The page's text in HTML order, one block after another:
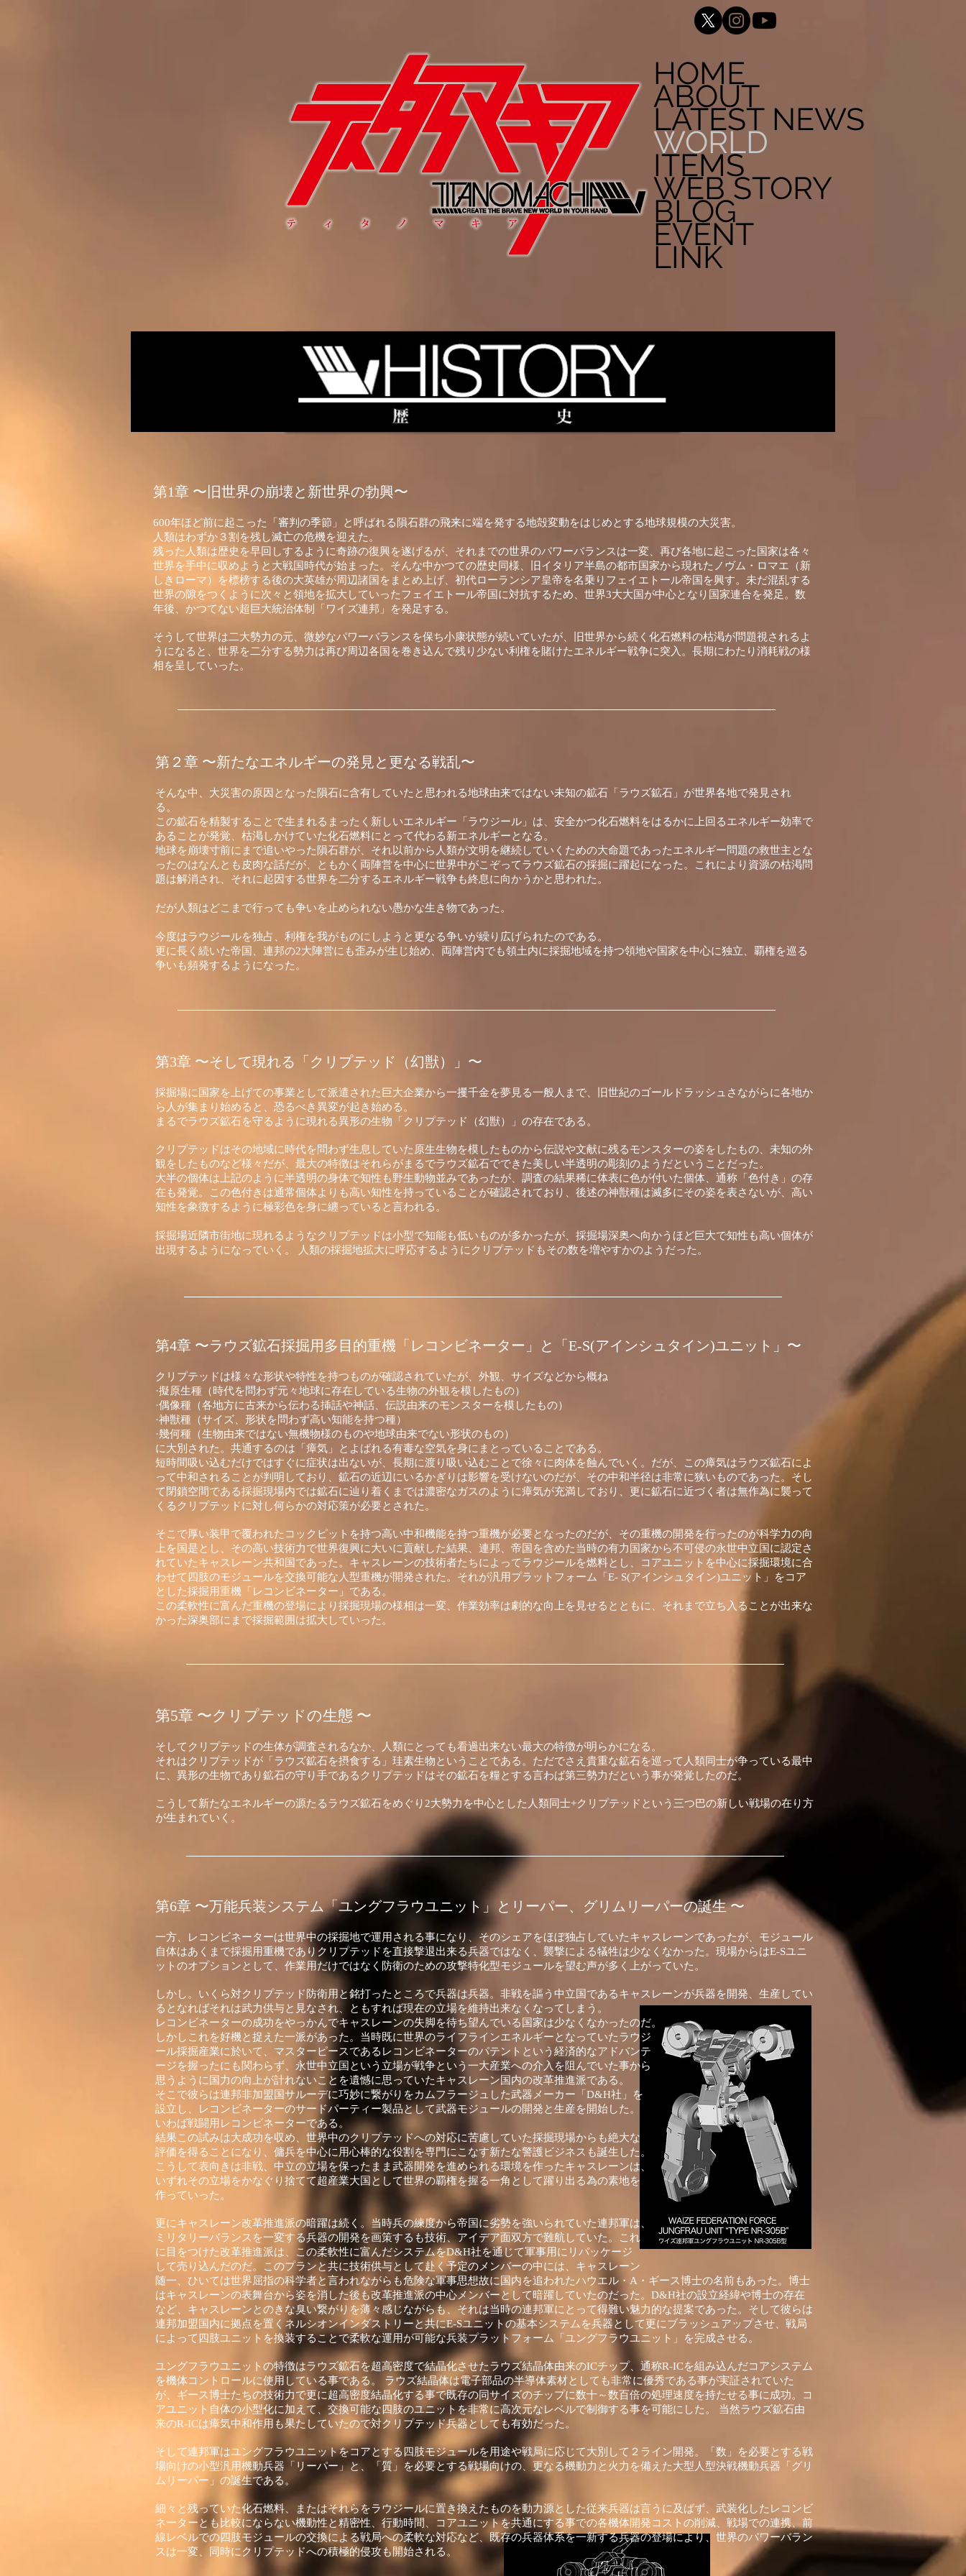
HOME
ABOUT
LATEST NEWS
WORLD
ITEMS
WEB STORY
BLOG
EVENT
LINK
第1章 〜旧世界の崩壊と新世界の勃興〜
600年ほど前に起こった「審判の季節」と呼ばれる隕石群の飛来に端を発する地殻変動をはじめとする地球規模の大災害。
人類はわずか３割を残し滅亡の危機を迎えた。
残った人類は歴史を早回しするように奇跡の復興を遂げるが、それまでの世界のパワーバランスは一変、再び各地に起こった国家は各々
世界を手中に収めようと大戦国時代が始まった。そんな中かつての歴史同様、旧イタリア半島の都市国家から現れたノヴム・ロマエ（新
しきローマ）を標榜する後の大英雄が周辺諸国をまとめ上げ、初代ローランシア皇帝を名乗りフェイエトール帝国を興す。未だ混乱する
世界の隙をつくように次々と領地を拡大していったフェイエトール帝国に対抗するため、世界3大大国が中心となり国家連合を発足。数
年後、かつてない超巨大統治体制「ワイズ連邦」を発足する。
そうして世界は二大勢力の元、微妙なパワーバランスを保ち小康状態が続いていたが、旧世界から続く化石燃料の枯渇が問題視されるよ
うになると、世界を二分する勢力は再び周辺各国を巻き込んで残り少ない利権を賭けたエネルギー戦争に突入。長期にわたり消耗戦の様
相を呈していった。
第２章 〜新たなエネルギーの発見と更なる戦乱〜
そんな中、大災害の原因となった隕石に含有していたと思われる地球由来ではない未知の鉱石「ラウズ鉱石」が世界各地で発見され
る。
この鉱石を精製することで生まれるまったく新しいエネルギー「ラウジール」は、安全かつ化石燃料をはるかに上回るエネルギー効率で
あることが発覚、枯渇しかけていた化石燃料にとって代わる新エネルギーとなる。
地球を崩壊寸前にまで追いやった隕石群が、それ以前から人類が文明を継続していくための大命題であったエネルギー問題の救世主とな
ったのはなんとも皮肉な話だが、ともかく両陣営を中心に世界中がこぞってラウズ鉱石の採掘に躍起になった。これにより資源の枯渇問
題は解消され、それに起因する世界を二分するエネルギー戦争も終息に向かうかと思われた 。
だが人類はどこまで行っても争いを止められない愚かな生き物であった。
今度はラウジールを独占、利権を我がものにしようと更なる争いが繰り広げられたのである。
更に長く続いた帝国、連邦の2大陣営にも歪みが生じ始め、両陣営内でも領土内に採掘地域を持つ領地や国家を中心に独立、覇権を巡る
争いも頻発するようになった。
第3章 〜そして現れる「クリプテッド（幻獣）」〜
採掘場に国家を上げての事業として派遣された巨大企業から一攫千金を夢見る一般人まで、旧世紀のゴールドラッシュさながらに各地か
ら人が集まり始めると、恐るべき異変が起き始める。
まるでラウズ鉱石を守るように現れる異形の生物「クリプテッド（幻獣）」の存在である。
クリプテッドはその地域に時代を問わず生息していた原生生物を模したものから伝説や文献に残るモンスターの姿をしたもの、未知の外
観をしたものなど様々だが、最大の特徴はそれらがまるでラウズ鉱石でできた美しい半透明の彫刻のようだということだった。
大半の個体は上記のように半透明の身体で知性も野生動物並みであったが、調査の結果稀に体表に色が付いた個体、通称「色付き」の存
在も発覚。この色付きは通常個体よりも高い知性を持っていることが確認されており、後述の神獣種は滅多にその姿を表さないが、高い
知性を象徴するように極彩色を身に纏っていると言われる。
採掘場近隣市街地に現れるようなクリプテッドは小型で知能も低いものが多かったが、採掘場深奥へ向かうほど巨大で知性も高い個体が
出現するようになっていく。 人類の採掘地拡大に呼応するようにクリプテッドもその数を増やすかのようだった。
第4章 〜ラウズ鉱石採掘用多目的重機「レコンビネーター」と「E-S(アインシュタイン)ユニット」〜
クリプテッドは様々な形状や特性を持つものが確認されていたが、外観、サイズなどから概ね
·擬原生種（時代を問わず元々地球に存在している生物の外観を模したもの）
·偶像種（各地方に古来から伝わる挿話や神話、伝説由来のモンスターを模したもの）
·神獣種（サイズ、形状を問わず高い知能を持つ種）
·幾何種（生物由来ではない無機物様のものや地球由来でない形状のもの）
に大別された。共通するのは「瘴気」とよばれる有毒な空気を身にまとっていることである。
短時間吸い込むだけではすぐに症状は出ないが、長期に渡り吸い込むことで徐々に肉体を蝕んでいく。だが、この瘴気はラウズ鉱石によ
って中和されることが判明しており、鉱石の近辺にいるかぎりは影響を受けないのだが、その中和半径は非常に狭いものであった。そし
て閉鎖空間である採掘現場内では鉱石に辿り着くまでは濃密なガスのように瘴気が充満しており、更に鉱石に近づく者は無作為に襲って
くるクリプテッドに対し何らかの対応策が必要とされた。
そこで厚い装甲で覆われたコックピットを持つ高い中和機能を持つ重機が必要となったのだが、その重機の開発を行ったのが科学力の向
上を国是とし、その高い技術力で世界復興に大いに貢献した結果、連邦、帝国を含めた当時の有力国家から不可侵の永世中立国に認定さ
れていたキャスレーン共和国であった。キャスレーンの技術者たちによってラウジールを燃料とし、コアユニットを中心に採掘環境に合
わせて四肢のモジュールを交換可能な人型重機が開発された。それが汎用プラットフォーム「E- S(アインシュタイン)ユニット」をコア
とした採掘用重機「レコンビネーター」である。
この柔軟性に富んだ重機の登場により採掘現場の様相は一変、作業効率は劇的な向上を見せるとともに、それまで立ち入ることが出来な
かった深奥部にまで採掘範囲は拡大していった。
第5章 〜クリプテッドの生態 〜
そして クリプテッドの生体が調査されるなか、人類にとっても看過出来ない最大の特徴が明らかになる。
それはクリプテッドが「ラウズ鉱石を摂食する」珪素生物ということである。ただでさえ貴重な鉱石を巡って人類同士が争っている最中
に、異形の生物であり鉱石の守り手であるクリプテッドはその鉱石を糧とする言わば第三勢力だという事が発覚したのだ。
こうして新たなエネルギーの源たるラウズ鉱石をめぐり2大勢力を中心とした人類同士+クリプテッドという三つ巴の新しい戦場の在り方
が生まれていく。
第6章 〜万能兵装システム「ユングフラウユニット」とリーパー、グリムリーパーの誕生 〜
一方、レコンビネーターは世界中の採掘地で運用される事になり、そのシェアをほぼ独占していたキャスレーンであったが、モジュール
自体はあくまで採掘用重機でありクリプテッドを直接撃退出来る兵器ではなく、襲撃による犠牲は少なくなかった。現場からはE-Sユニ
ットのオプションとして、作業用だけではなく防衛のための攻撃特化型モジュールを望む声が多く上がっていた。
しかし。いくら対クリプテッド防衛用と銘打ったところで兵器は兵器。非戦を謳う中立国であるキャスレーンが兵器を開発、生産してい
るとなればそれは武力供与と見なされ、ともすれば現在の立場を維持出来なくなってしまう。
レコンビネーターの成功をやっかんでキャスレーンの失脚を待ち望んでいる国家は少なくなかったのだ。
しかしこれを好機と捉えた一派があった。当時既に世界のライフラインエネルギーとなっていたラウジ
ール採掘産業に於いて、マスターピースであるレコンビネーターのパテントという経済的なアドバンテ
ージを握ったにも関わらず、永世中立国という立場が戦争という一大産業への介入を阻んでいた事から
思うように国力の向上が計れないことを遺憾に思っていたキャスレーン国内の改革推進派である。
そこで彼らは連邦非加盟国サルーデに巧妙に繋がりをカムフラージュした武器メーカー「D&H社」を
設立し、レコンビネーターのサードパーティー製品として武器モジュールの開発と生産を開始した。
いわば戦闘用レコンビネーターである。
結果この試みは大成功を収め、世界中のクリプテッドへの対応に苦慮していた採掘現場からも絶大な
評価を得ることになり、傭兵を中心に用心棒的な役割を専門にこなす新たな警護ビジネスも誕生した。
こうして表向きは非戦、中立の立場を保ったまま武器開発を進められる環境を作ったキャスレーンは、
いずれその立場をかなぐり捨てて超産業大国として世界の覇権を握る一角として躍り出る為の素地を
作っていった。
更にキャスレーン改革推進派の暗躍は続く。当時兵の練度から帝国に劣勢を強いられていた連邦軍は、
ミリタリーバランスを一変する兵器の開発を画策するも技術、アイデア面双方で難航していた。これ
に目をつけた改革推進派は、この柔軟性に富んだシステムをD&H社を通じて軍事用にリパッケージ
して売り込んだのだ。このプランと共に技術供与として赴く予定のメンバーの中には、キャスレーン
随一、ひいては世界屈指の科学者と言われながらも危険な軍事思想故に国内を追われたハウエル・A・ギース博士の名前もあった。博士
はキャスレーンの表舞台から姿を消した後も改革推進派の中心メンバーとして暗躍していたのだった。D&H社の設立経緯や博士の存在
など、キャスレーンとのきな臭い繋がりを薄々感じながらも、それは当時の連邦軍にとって得難い魅力的な提案であった。そして彼らは
連邦加盟国内に拠点を置くネルシオンインダストリーと共にE-Sユニットの基本システムを兵器として更にブラッシュアップさせ、戦局
によって四肢ユニットを換装することで柔軟な運用が可能な兵装プラットフォーム「ユングフラウユニット」を完成させる。
ユングフラウユニットの特徴はラウズ鉱石を超高密度で結晶化させたラウズ結晶体由来のICチップ、通称R-ICを組み込んだコアシステム
を機体コントロールに使用している事である。 ラウズ結晶体は電子部品の半導体素材としても非常に優秀である事が実証されていた
が、ギース博士たちの技術力で更に超高密度結晶化する事で既存の同サイズのチップに数十～数百倍の処理速度を持たせる事に成功。コ
アユニット自体の小型化に加えて、交換可能な四肢のユニットを非常に高次元なレベルで制御する事を可能にした。 当然ラウズ鉱石由
来のR-ICは瘴気中和作用も果たしていたので対クリプテッド兵器としても有効だった。
そして連邦軍はユングフラウユニットをコアとする四肢モジュールを用途や戦局に応じて大別して２ライン開発。「数」を必要とする戦
場向けの小型汎用機動兵器「リーパー」と、「質」を必要とする戦場向けの、更なる機動力と火力を備えた大型人型決戦機動兵器「グリ
ムリーパー」の誕生である。
細々と残っていた化石燃料、またはそれらをラウジールに置き換えたものを動力源とした従来兵器は言うに及ばず、武装化したレコンビ
ネーターとも比較にならない機動性と精密性、行動時間、コアユニットを共通にする事での各機体開発コストの削減、戦場での連携、前
線レベルでの四肢モジュールの交換による戦局への柔軟な対応など、既存の兵器体系を一新する兵器の登場により、世界のパワーバラン
スは一変、同時にクリプテッドへの積極的侵攻も開始される。